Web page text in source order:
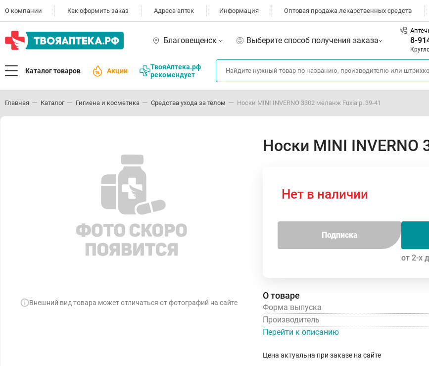
О компании Как оформить заказ Адреса аптек Информация Оптовая продажа лекарственных средств
Благовещенск Выберите способ получения заказа 8-
Каталог товаров Акции
ТвояАптека.рф
рекомендует
Главная Каталог Гигиена и косметика Средства ухода за телом Носки MINI INVERNO 3302 меланж Fuxia р. 39-41
Внешний вид товара может отличаться от фотографий на сайте
Носки MINI INVERNO
Нет в наличии
Подписка
от 2-х
О товаре
Форма выпуска
Производитель
Перейти к описанию
Цена актуальна при заказе на сайте